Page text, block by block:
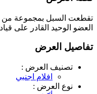
تقطعت السبل بمجموعة
العضو الوحيد القادر على
تفاصيل العرض
تصنيف العرض :
افلام اجنبي
نوع العرض :